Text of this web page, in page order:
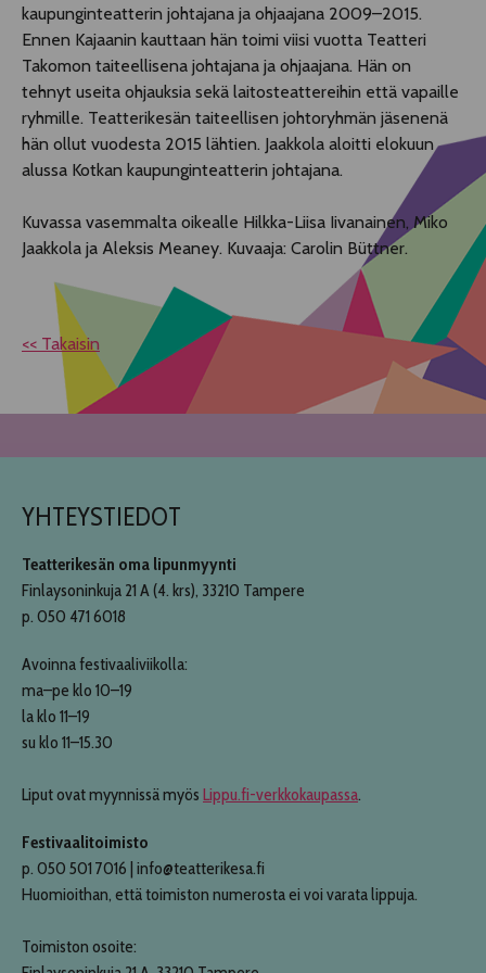
kaupunginteatterin johtajana ja ohjaajana 2009–2015.
Ennen Kajaanin kauttaan hän toimi viisi vuotta Teatteri
Takomon taiteellisena johtajana ja ohjaajana. Hän on
tehnyt useita ohjauksia sekä laitosteattereihin että vapaille
ryhmille. Teatterikesän taiteellisen johtoryhmän jäsenenä
hän ollut vuodesta 2015 lähtien. Jaakkola aloitti elokuun
alussa Kotkan kaupunginteatterin johtajana.
Kuvassa vasemmalta oikealle Hilkka-Liisa Iivanainen, Miko
Jaakkola ja Aleksis Meaney. Kuvaaja: Carolin Büttner.
<< Takaisin
YHTEYSTIEDOT
Teatterikesän oma lipunmyynti
Finlaysoninkuja 21 A (4. krs), 33210 Tampere
p. 050 471 6018
Avoinna festivaaliviikolla:
ma–pe klo 10–19
la klo 11–19
su klo 11–15.30
Liput ovat myynnissä myös Lippu.fi-verkkokaupassa.
Festivaalitoimisto
p. 050 501 7016 | info@teatterikesa.fi
Huomioithan, että toimiston numerosta ei voi varata lippuja.
Toimiston osoite: